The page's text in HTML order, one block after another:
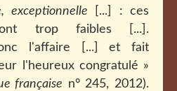
exceptionnelle [...] : ces
trop faibles [...].
l'affaire [...] et fait
l'heureux congratulé »
française n° 245, 2012).